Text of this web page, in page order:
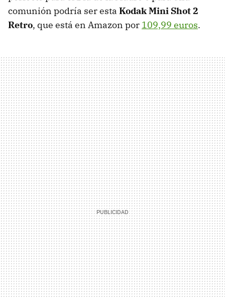
comunión podría ser esta Kodak Mini Shot 2
Retro, que está en Amazon por 109,99 euros.